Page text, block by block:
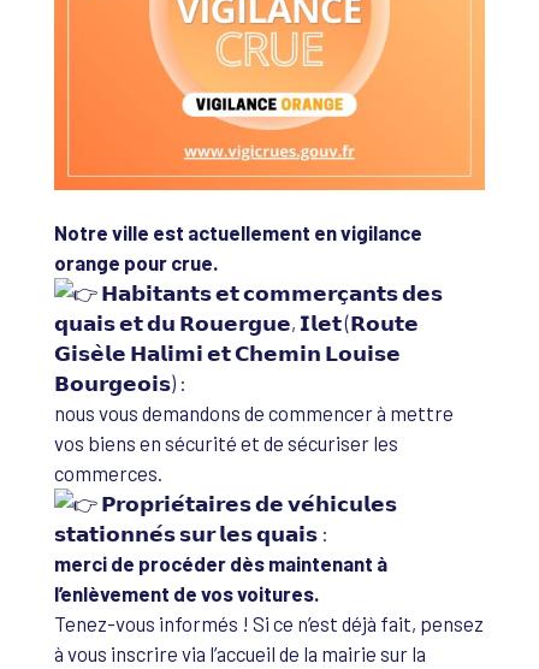
Notre ville est actuellement en vigilance
orange pour crue.
𝗛𝗮𝗯𝗶𝘁𝗮𝗻𝘁𝘀 𝗲𝘁 𝗰𝗼𝗺𝗺𝗲𝗿𝗰̧𝗮𝗻𝘁𝘀 𝗱𝗲𝘀
𝗾𝘂𝗮𝗶𝘀 𝗲𝘁 𝗱𝘂 𝗥𝗼𝘂𝗲𝗿𝗴𝘂𝗲, 𝗜𝗹𝗲𝘁 (𝗥𝗼𝘂𝘁𝗲
𝗚𝗶𝘀𝗲̀𝗹𝗲 𝗛𝗮𝗹𝗶𝗺𝗶 𝗲𝘁 𝗖𝗵𝗲𝗺𝗶𝗻 𝗟𝗼𝘂𝗶𝘀𝗲
𝗕𝗼𝘂𝗿𝗴𝗲𝗼𝗶𝘀) :
nous vous demandons de commencer à mettre
vos biens en sécurité et de sécuriser les
commerces.
𝗣𝗿𝗼𝗽𝗿𝗶𝗲́𝘁𝗮𝗶𝗿𝗲𝘀 𝗱𝗲 𝘃𝗲́𝗵𝗶𝗰𝘂𝗹𝗲𝘀
𝘀𝘁𝗮𝘁𝗶𝗼𝗻𝗻𝗲́𝘀 𝘀𝘂𝗿 𝗹𝗲𝘀 𝗾𝘂𝗮𝗶𝘀 :
merci de procéder dès maintenant à
l’enlèvement de vos voitures.
Tenez-vous informés ! Si ce n’est déjà fait, pensez
à vous inscrire via l’accueil de la mairie sur la